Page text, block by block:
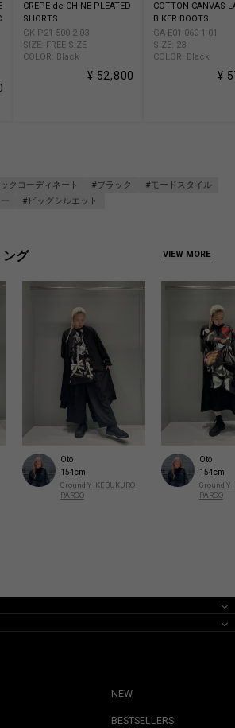
CREPE de CHINE PLEATED
SHORTS
GK-P21-500-2-03
SIZE: FREE SIZE
COLOR: Black
¥ 52,800
COTTON CANVAS
BIKER BOOTS
GA-E01-060-1-01
SIZE: 23
COLOR: Black
¥
クコーディネート #ブラック
#モードスタイル
#ビッグシルエット
ング VIEW MORE
Oto
154cm
Ground Y IKEBUKURO
PARCO
Oto
154cm
Ground Y
PARCO
NEW
BESTSELLERS